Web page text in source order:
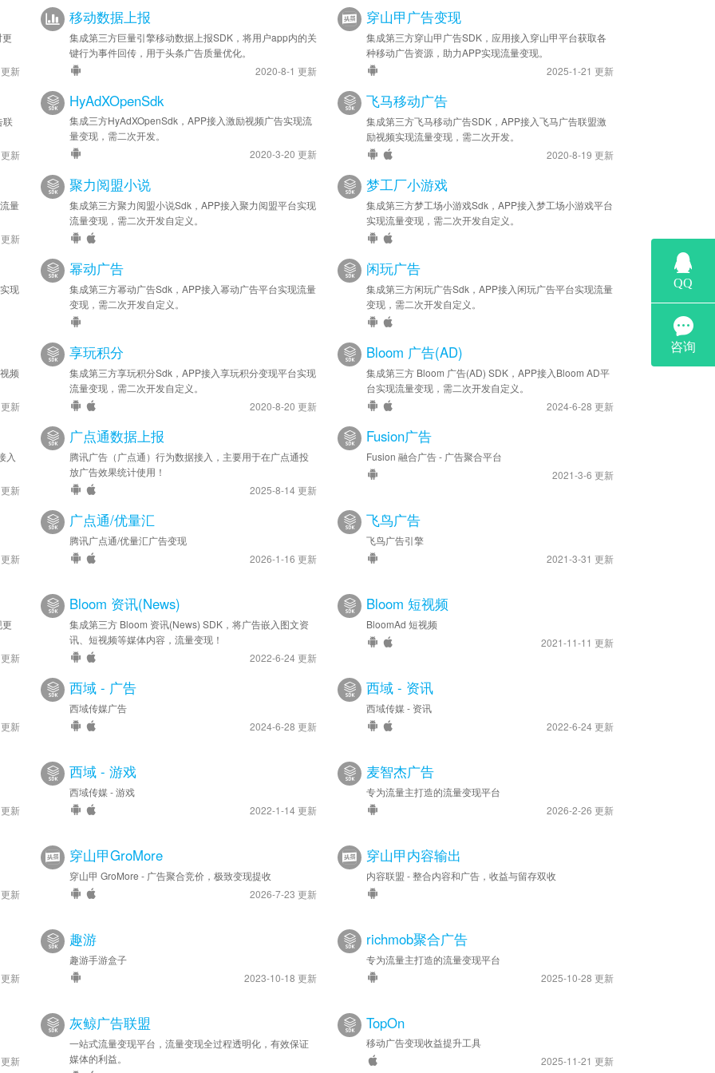
安卓新增 - 接入流量变现平台神蓍广告
新
移动数据上报
集成第三方巨量引擎移动数据上报SDK，将用户app内的关
键行为事件回传，用于头条广告质量优化。
2020-8-1 更新
穿山甲广告变现
集成第三方穿山甲广告SDK，应用接入穿山甲平台获取各
种移动广告资源，助力APP实现流量变现。
2025-1-21 更新
联
新
HyAdXOpenSdk
集成三方HyAdXOpenSdk，APP接入激励视频广告实现流
量变现，需二次开发。
2020-3-20 更新
飞马移动广告
集成第三方飞马移动广告SDK，APP接入飞马广告联盟激
励视频实现流量变现，需二次开发。
2020-8-19 更新
量
新
聚力阅盟小说
集成第三方聚力阅盟小说Sdk，APP接入聚力阅盟平台实现
流量变现，需二次开发自定义。
梦工厂小游戏
集成第三方梦工场小游戏Sdk，APP接入梦工场小游戏平台
实现流量变现，需二次开发自定义。
现
幂动广告
集成第三方幂动广告Sdk，APP接入幂动广告平台实现流量
变现，需二次开发自定义。
闲玩广告
集成第三方闲玩广告Sdk，APP接入闲玩广告平台实现流量
变现，需二次开发自定义。
频
新
享玩积分
集成第三方享玩积分Sdk，APP接入享玩积分变现平台实现
流量变现，需二次开发自定义。
2020-8-20 更新
Bloom 广告(AD)
集成第三方 Bloom 广告(AD) SDK，APP接入Bloom AD平
台实现流量变现，需二次开发自定义。
2024-6-28 更新
入
新
广点通数据上报
腾讯广告（广点通）行为数据接入，主要用于在广点通投
放广告效果统计使用！
2025-8-14 更新
Fusion广告
Fusion 融合广告 - 广告聚合平台
2021-3-6 更新
新
广点通/优量汇
腾讯广点通/优量汇广告变现
2026-1-16 更新
飞鸟广告
飞鸟广告引擎
2021-3-31 更新
新
Bloom 资讯(News)
集成第三方 Bloom 资讯(News) SDK，将广告嵌入图文资
讯、短视频等媒体内容，流量变现！
2022-6-24 更新
Bloom 短视频
BloomAd 短视频
2021-11-11 更新
新
西域 - 广告
西域传媒广告
2024-6-28 更新
西域 - 资讯
西域传媒 - 资讯
2022-6-24 更新
新
西域 - 游戏
西域传媒 - 游戏
2022-1-14 更新
麦智杰广告
专为流量主打造的流量变现平台
2026-2-26 更新
新
穿山甲GroMore
穿山甲 GroMore - 广告聚合竞价，极致变现提收
2026-7-23 更新
穿山甲内容输出
内容联盟 - 整合内容和广告，收益与留存双收
新
趣游
趣游手游盒子
2023-10-18 更新
richmob聚合广告
专为流量主打造的流量变现平台
2025-10-28 更新
新
灰鲸广告联盟
一站式流量变现平台，流量变现全过程透明化，有效保证
媒体的利益。
TopOn
移动广告变现收益提升工具
2025-11-21 更新